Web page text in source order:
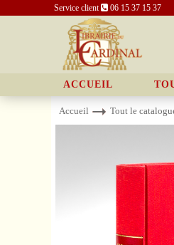
Service client 06 15 37 15 37
ACCUEIL
Accueil Tout le